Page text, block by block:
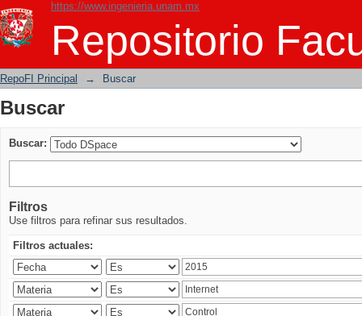
https://www.ingenieria.unam.mx
Repositorio
Buscar
RepoFI Principal → Buscar
Buscar
Buscar:
Filtros
Use filtros para refinar sus resultados.
Filtros actuales: